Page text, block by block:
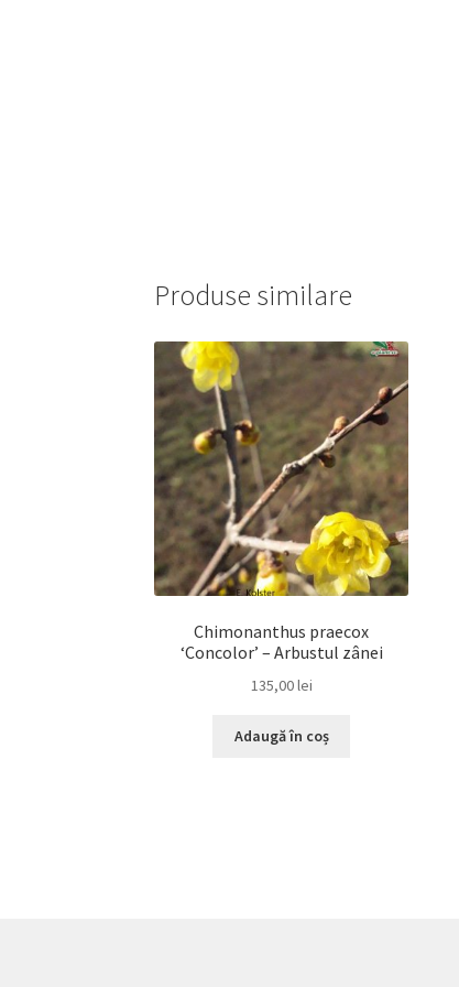
Produse similare
Chimonanthus praecox
‘Concolor’ – Arbustul zânei
135,00lei
Adaugă în coș